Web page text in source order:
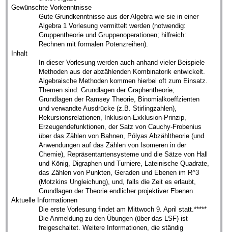
Gewünschte Vorkenntnisse
Gute Grundkenntnisse aus der Algebra wie sie in einer
Algebra 1 Vorlesung vermittelt werden (notwendig:
Gruppentheorie und Gruppenoperationen; hilfreich:
Rechnen mit formalen Potenzreihen).
Inhalt
In dieser Vorlesung werden auch anhand vieler Beispiele
Methoden aus der abzählenden Kombinatorik entwickelt.
Algebraische Methoden kommen hierbei oft zum Einsatz.
Themen sind: Grundlagen der Graphentheorie;
Grundlagen der Ramsey Theorie, Binomialkoeffzienten
und verwandte Ausdrücke (z.B. Stirlingzahlen),
Rekursionsrelationen, Inklusion-Exklusion-Prinzip,
Erzeugendefunktionen, der Satz von Cauchy-Frobenius
über das Zählen von Bahnen, Pólyas Abzähltheorie (und
Anwendungen auf das Zählen von Isomeren in der
Chemie), Repräsentantensysteme und die Sätze von Hall
und König, Digraphen und Turniere, Lateinische Quadrate,
das Zählen von Punkten, Geraden und Ebenen im R^3
(Motzkins Ungleichung), und, falls die Zeit es erlaubt,
Grundlagen der Theorie endlicher projektiver Ebenen.
Aktuelle Informationen
Die erste Vorlesung findet am Mittwoch 9. April statt.*****
Die Anmeldung zu den Übungen (über das LSF) ist
freigeschaltet. Weitere Informationen, die ständig